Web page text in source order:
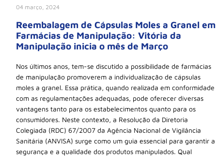
04 março, 2024
Reembalagem de Cápsulas Moles a Granel em
Farmácias de Manipulação: Vitória da
Manipulação inicia o mês de Março
Nos últimos anos, tem-se discutido a possibilidade de farmácias
de manipulação promoverem a individualização de cápsulas
moles a granel. Essa prática, quando realizada em conformidade
com as regulamentações adequadas, pode oferecer diversas
vantagens tanto para os estabelecimentos quanto para os
consumidores. Neste contexto, a Resolução da Diretoria
Colegiada (RDC) 67/2007 da Agência Nacional de Vigilância
Sanitária (ANVISA) surge como um guia essencial para garantir a
segurança e a qualidade dos produtos manipulados. Qual